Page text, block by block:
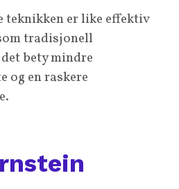
teknikken er like effektiv
tradisjonell
bety mindre
og en raskere